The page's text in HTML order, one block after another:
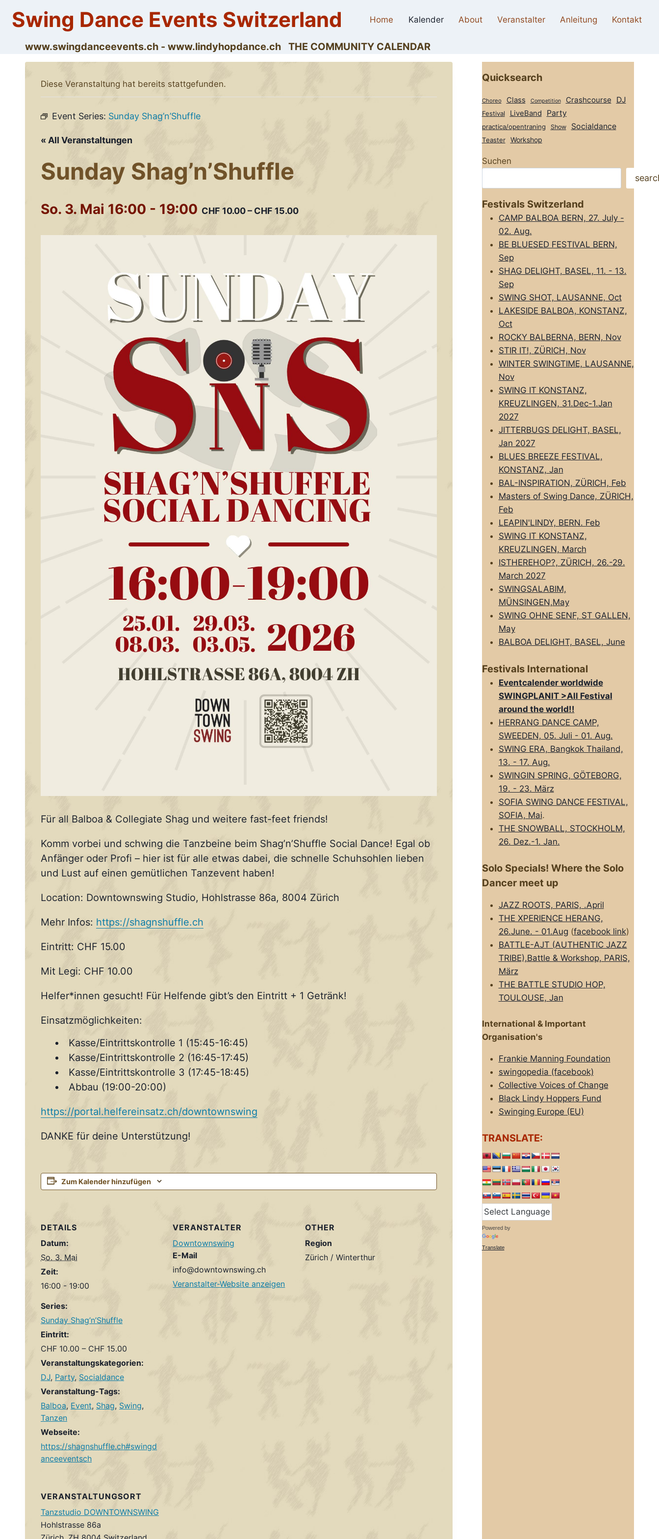
Swing Dance Events Switzerland Home Kalender About Veranstalter Anleitung Kontakt
www.swingdanceevents.ch - www.lindyhopdance.ch THE COMMUNITY CALENDAR
Diese Veranstaltung hat bereits stattgefunden.
Event Series: Sunday Shag’n’Shuffle
« All Veranstaltungen
Sunday Shag’n’Shuffle
So. 3. Mai 16:00 - 19:00 CHF 10.00 – CHF 15.00
Für all Balboa & Collegiate Shag und weitere fast-feet friends!
Komm vorbei und schwing die Tanzbeine beim Shag’n’Shuffle Social Dance! Egal ob
Anfänger oder Profi – hier ist für alle etwas dabei, die schnelle Schuhsohlen lieben
und Lust auf einen gemütlichen Tanzevent haben!
Location: Downtownswing Studio, Hohlstrasse 86a, 8004 Zürich
Mehr Infos: https://shagnshuffle.ch
Eintritt: CHF 15.00
Mit Legi: CHF 10.00
Helfer*innen gesucht! Für Helfende gibt’s den Eintritt + 1 Getränk!
Einsatzmöglichkeiten:
Kasse/Eintrittskontrolle 1 (15:45-16:45)
Kasse/Eintrittskontrolle 2 (16:45-17:45)
Kasse/Eintrittskontrolle 3 (17:45-18:45)
Abbau (19:00-20:00)
https://portal.helfereinsatz.ch/downtownswing
DANKE für deine Unterstützung!
Zum Kalender hinzufügen
DETAILS
Datum:
So. 3. Mai
Zeit:
16:00 - 19:00
Series:
Sunday Shag’n’Shuffle
Eintritt:
CHF 10.00 – CHF 15.00
Veranstaltungskategorien:
DJ, Party, Socialdance
Veranstaltung-Tags:
Balboa, Event, Shag, Swing,
Tanzen
Webseite:
https://shagnshuffle.ch#swingd
anceeventsch
VERANSTALTER
Downtownswing
E-Mail
info@downtownswing.ch
Veranstalter-Website anzeigen
OTHER
Region
Zürich / Winterthur
VERANSTALTUNGSORT
Tanzstudio DOWNTOWNSWING
Hohlstrasse 86a
Quicksearch
Choreo Class Competition Crashcourse DJ
Festival LiveBand Party
practica/opentraning Show Socialdance
Teaster Workshop
Suchen
Festivals Switzerland
CAMP BALBOA BERN, 27. July -
02. Aug.
BE BLUESED FESTIVAL BERN,
Sep
SHAG DELIGHT, BASEL, 11. - 13.
Sep
SWING SHOT, LAUSANNE, Oct
LAKESIDE BALBOA, KONSTANZ,
Oct
ROCKY BALBERNA, BERN, Nov
STIR IT!, ZÜRICH, Nov
WINTER SWINGTIME, LAUSANNE,
Nov
SWING IT KONSTANZ,
KREUZLINGEN, 31.Dec-1.Jan
2027
JITTERBUGS DELIGHT, BASEL,
Jan 2027
BLUES BREEZE FESTIVAL,
KONSTANZ, Jan
BAL-INSPIRATION, ZÜRICH, Feb
Masters of Swing Dance, ZÜRICH,
Feb
LEAPIN'LINDY, BERN. Feb
SWING IT KONSTANZ,
KREUZLINGEN, March
ISTHEREHOP?, ZÜRICH, 26.-29.
March 2027
SWINGSALABIM,
MÜNSINGEN,May
SWING OHNE SENF, ST GALLEN,
May
BALBOA DELIGHT, BASEL, June
Festivals International
Eventcalender worldwide
SWINGPLANIT >All FestivaI
around the world!!
HERRANG DANCE CAMP,
SWEEDEN, 05. Juli - 01. Aug.
SWING ERA, Bangkok Thailand,
13. - 17. Aug.
SWINGIN SPRING, GÖTEBORG,
19. - 23. März
SOFIA SWING DANCE FESTIVAL,
SOFIA, Mai.
THE SNOWBALL, STOCKHOLM,
26. Dez.-1. Jan.
Solo Specials! Where the Solo
Dancer meet up
JAZZ ROOTS, PARIS, .April
THE XPERIENCE HERANG,
26.June. - 01.Aug (facebook link)
BATTLE-AJT (AUTHENTIC JAZZ
TRIBE),Battle & Workshop, PARIS,
März
THE BATTLE STUDIO HOP,
TOULOUSE, Jan
International & Important
Organisation's
Frankie Manning Foundation
swingopedia (facebook)
Collective Voices of Change
Black Lindy Hoppers Fund
Swinging Europe (EU)
TRANSLATE:
Powered by
Translate